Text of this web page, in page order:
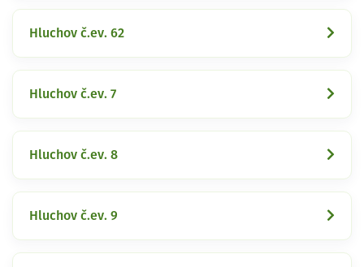
Hluchov č.ev. 62
Hluchov č.ev. 7
Hluchov č.ev. 8
Hluchov č.ev. 9